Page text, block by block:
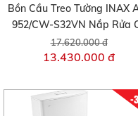
Bồn Cầu Treo Tường INAX
952/CW-S32VN Nắp Rửa
17.620.000 đ
13.430.000 đ
-